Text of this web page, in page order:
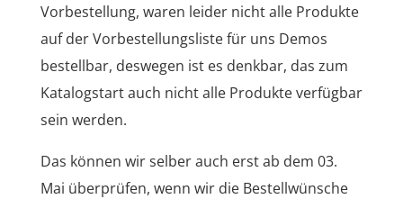
Vorbestellung, waren leider nicht alle Produkte
auf der Vorbestellungsliste für uns Demos
bestellbar, deswegen ist es denkbar, das zum
Katalogstart auch nicht alle Produkte verfügbar
sein werden.
Das können wir selber auch erst ab dem 03.
Mai überprüfen, wenn wir die Bestellwünsche